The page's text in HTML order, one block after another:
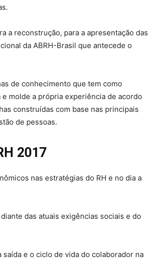
a reconstrução, para a apresentação das
da ABRH-Brasil que antecede o
de conhecimento que tem como
molde a própria experiência de acordo
construídas com base nas principais
de pessoas.
2017
nas estratégias do RH e no dia a
das atuais exigências sociais e do
saída e o ciclo de vida do colaborador na